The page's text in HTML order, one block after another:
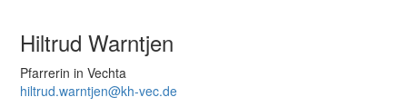
Hiltrud Warntjen
Pfarrerin in Vechta
hiltrud.warntjen@kh-vec.de